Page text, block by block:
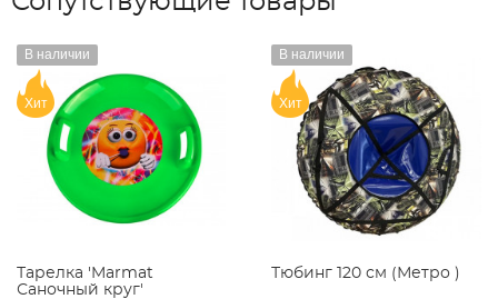
Тарелка 'Marmat
Саночный круг'
В наличии
Хит
Тюбинг 120 см (Метро )
В наличии
Хит